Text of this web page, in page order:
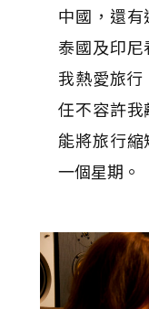
中國，還
泰國及印尼
我熱愛旅行
任不容許
能將旅行
一個星期。